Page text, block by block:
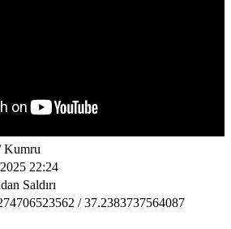
Kumru
22:24
Saldırı
/ 37.2383737564087